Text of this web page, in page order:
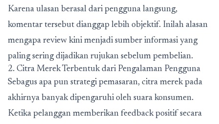
Karena ulasan berasal dari pengguna langsung,
komentar tersebut dianggap lebih objektif. Inilah alasan
mengapa review kini menjadi sumber informasi yang
paling sering dijadikan rujukan sebelum pembelian.
2. Citra Merek Terbentuk dari Pengalaman Pengguna
Sebagus apa pun strategi pemasaran, citra merek pada
akhirnya banyak dipengaruhi oleh suara konsumen.
Ketika pelanggan memberikan feedback positif secara